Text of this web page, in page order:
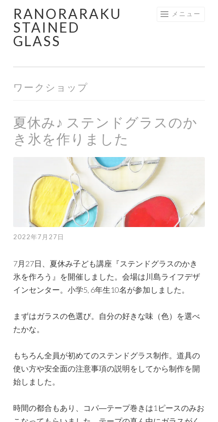
コ
ン
テ
ス
ッ
プ
RANORARAKU
STAINED
GLASS
メニュー
ワークショップ
夏休み♪ ステンドグラスのか
き氷を作りました
2022年7月27日
7月27日、夏休み子ども講座『ステンドグラスのかき
氷を作ろう』を開催しました。会場は川島ライフデザ
インセンター。小学5, 6年生10名が参加しました。
まずはガラスの色選び。自分の好きな味（色）を選べ
たかな。
もちろん全員が初めてのステンドグラス制作。道具の
使い方や安全面の注意事項の説明をしてから制作を開
始しました。
時間の都合もあり、コパ―テープ巻きは1ピースのみお